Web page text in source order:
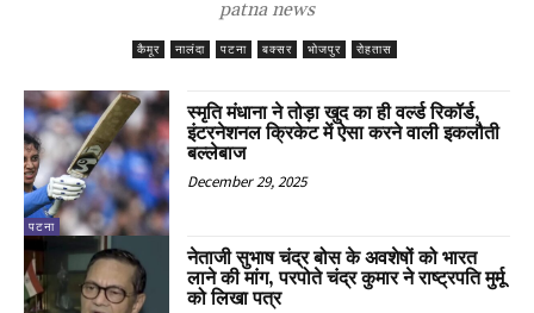
patna news
कैमूर नालंदा पटना बक्सर भोजपुर रोहतास
पटना
स्मृति मंधाना ने तोड़ा खुद का ही वर्ल्ड रिकॉर्ड,
इंटरनेशनल क्रिकेट में ऐसा करने वाली इकलौती
बल्लेबाज
December 29, 2025
नेताजी सुभाष चंद्र बोस के अवशेषों को भारत
लाने की मांग, परपोते चंद्र कुमार ने राष्ट्रपति मुर्मू
को लिखा पत्र